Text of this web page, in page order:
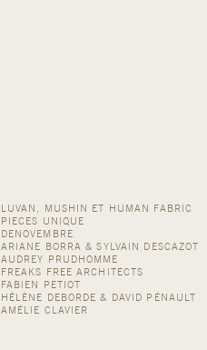
LUVAN, MUSHIN ET HUMAN FABRIC
PIECES UNIQUE
DENOVEMBRE
ARIANE BORRA & SYLVAIN DESCAZOT
AUDREY PRUDHOMME
FREAKS FREE ARCHITECTS
FABIEN PETIOT
HÉLÈNE DEBORDE & DAVID PÉNAULT
AMÉLIE CLAVIER